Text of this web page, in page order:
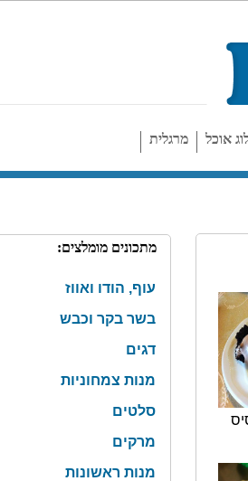
מרגלית
מתכונים מומלצים:
עוף, הודו ואווז
בשר בקר וכבש
מנות צמחוניות
מנות ראשונות